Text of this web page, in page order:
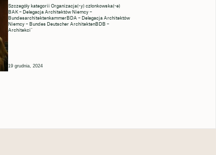
Szczegóły kategorii Organizacja(-y) członkowska(-e)
BAK – Delegacja Architektów Niemcy –
BundesarchitektenkammerBDA – Delegacja Architektów
Niemcy – Bundes Deutscher ArchitektenBDB –
Architekci”
19 grudnia, 2024